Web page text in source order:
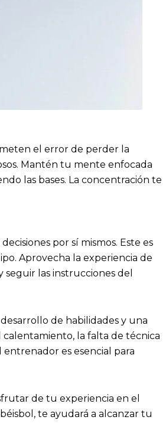
el error de perder la
Mantén tu mente enfocada
las bases. La concentración te
por sí mismos. Este es
Aprovecha la experiencia de
las instrucciones del
de habilidades y una
la falta de técnica
es esencial para
de tu experiencia en el
te ayudará a alcanzar tu